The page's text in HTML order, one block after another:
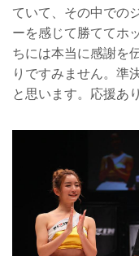
ていて、その中での
ーを感じて勝ててホ
ちには本当に感謝を
りですみません。準
と思います。応援あ